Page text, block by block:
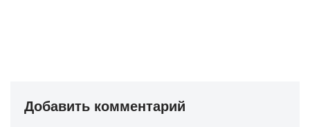
Добавить комментарий